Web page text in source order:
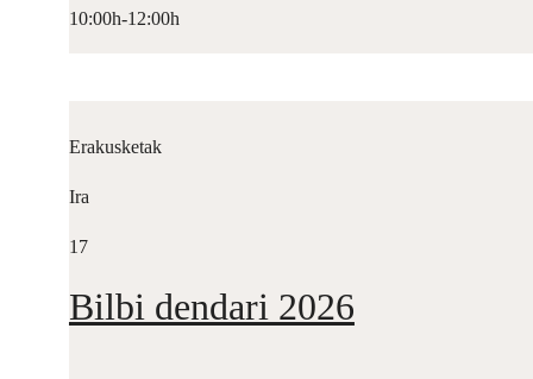
10:00h-12:00h
Erakusketak
Ira
17
Bilbi dendari 2026